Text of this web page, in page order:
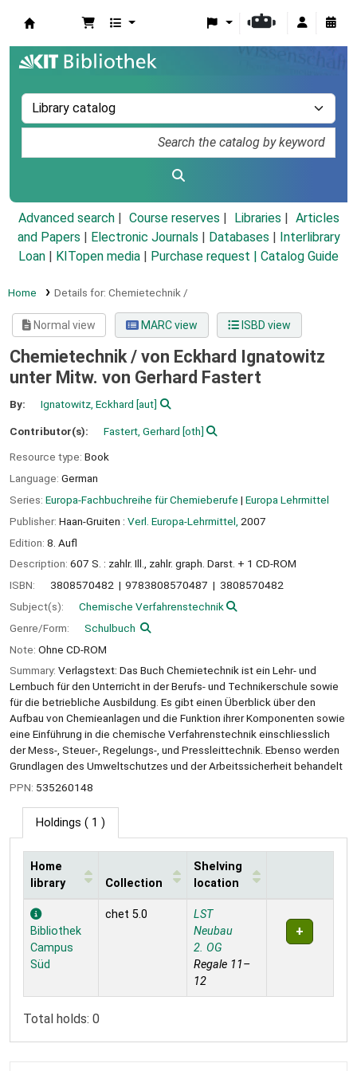
Advanced search Course reserves Libraries
Articles
and Papers
Electronic Journals Databases
Interlibrary
Loan
KITopen media Purchase request | Catalog Guide
Home Details for: Chemietechnik /
Normal view MARC view ISBD view
Chemietechnik / von Eckhard Ignatowitz
unter Mitw. von Gerhard Fastert
By: Ignatowitz, Eckhard [aut]
Contributor(s): Fastert, Gerhard [oth]
Resource type: Book
Language: German
Series: Europa-Fachbuchreihe für Chemieberufe | Europa Lehrmittel
Publisher: Haan-Gruiten : Verl. Europa-Lehrmittel, 2007
Edition: 8. Aufl
Description: 607 S. : zahlr. Ill., zahlr. graph. Darst. + 1 CD-ROM
ISBN:
3808570482 9783808570487
3808570482
Subject(s):
Chemische Verfahrenstechnik
Genre/Form:
Schulbuch
Note: Ohne CD-ROM
Summary: Verlagstext: Das Buch Chemietechnik ist ein Lehr- und
Lernbuch für den Unterricht in der Berufs- und Technikerschule sowie
für die betriebliche Ausbildung. Es gibt einen Überblick über den
Aufbau von Chemieanlagen und die Funktion ihrer Komponenten sowie
eine Einführung in die chemische Verfahrenstechnik einschliesslich
der Mess-, Steuer-, Regelungs-, und Pressleittechnik. Ebenso werden
Grundlagen des Umweltschutzes und der Arbeitssicherheit behandelt
PPN: 535260148
Holdings ( 1 )
Holdings
Home
library
Collection
Shelving
location
Bibliothek
Campus
Süd
chet 5.0
LST
Neubau
2. OG
Regale 11–
12
Total holds: 0